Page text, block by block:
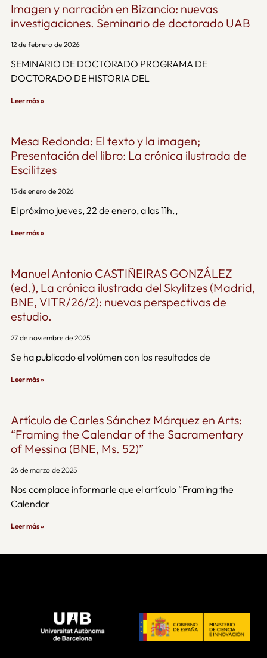
Imagen y narración en Bizancio: nuevas
investigaciones. Seminario de doctorado UAB
12 de febrero de 2026
SEMINARIO DE DOCTORADO PROGRAMA DE
DOCTORADO DE HISTORIA DEL
Leer más »
Mesa Redonda: El texto y la imagen;
Presentación del libro: La crónica ilustrada de
Escilitzes
15 de enero de 2026
El próximo jueves, 22 de enero, a las 11h.,
Leer más »
Manuel Antonio CASTIÑEIRAS GONZÁLEZ
(ed.), La crónica ilustrada del Skylitzes (Madrid,
BNE, VITR/26/2): nuevas perspectivas de
estudio.
27 de noviembre de 2025
Se ha publicado el volúmen con los resultados de
Leer más »
Artículo de Carles Sánchez Márquez en Arts:
“Framing the Calendar of the Sacramentary
of Messina (BNE, Ms. 52)”
26 de marzo de 2025
Nos complace informarle que el artículo “Framing the
Calendar
Leer más »